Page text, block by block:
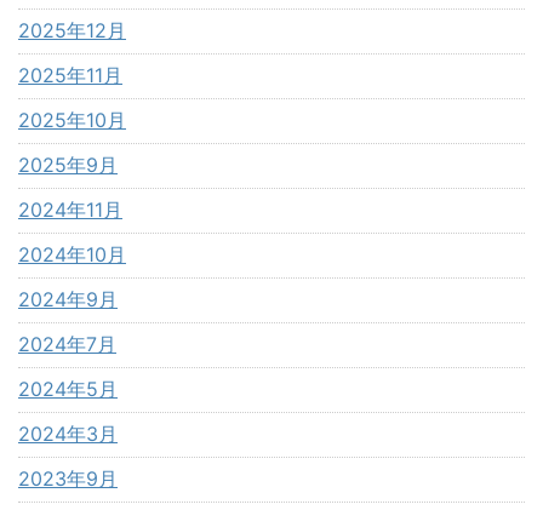
2025年12月
2025年11月
2025年10月
2025年9月
2024年11月
2024年10月
2024年9月
2024年7月
2024年5月
2024年3月
2023年9月